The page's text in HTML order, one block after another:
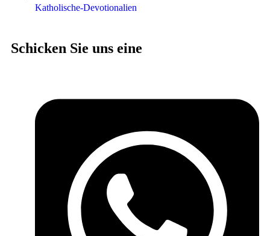
Katholische-Devotionalien
Schicken Sie uns eine